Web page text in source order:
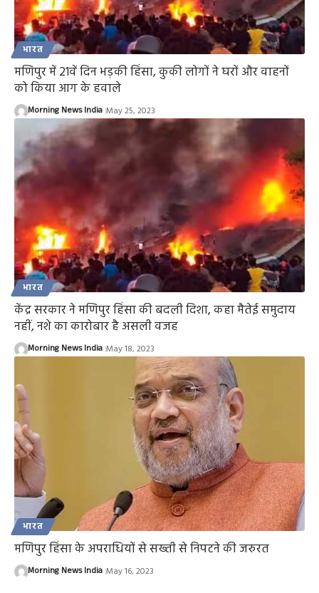
भारत
मणिपुर में 21वें दिन भड़की हिंसा, कुकी लोगों ने घरों और वाहनों
को किया आग के हवाले
Morning News India May 25, 2023
भारत
केंद्र सरकार ने मणिपुर हिंसा की बदली दिशा, कहा मैतेई समुदाय
नहीं, नशे का कारोबार है असली वजह
Morning News India May 18, 2023
भारत
मणिपुर हिंसा के अपराधियों से सख्ती से निपटने की जरुरत
Morning News India May 16, 2023